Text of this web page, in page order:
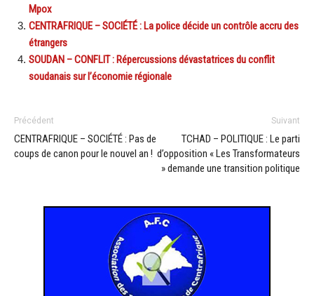
Mpox
CENTRAFRIQUE – SOCIÉTÉ : La police décide un contrôle accru des
étrangers
SOUDAN – CONFLIT : Répercussions dévastatrices du conflit
soudanais sur l’économie régionale
Précédent
CENTRAFRIQUE – SOCIÉTÉ : Pas de
coups de canon pour le nouvel an !
Suivant
TCHAD – POLITIQUE : Le parti
d’opposition « Les Transformateurs
» demande une transition politique